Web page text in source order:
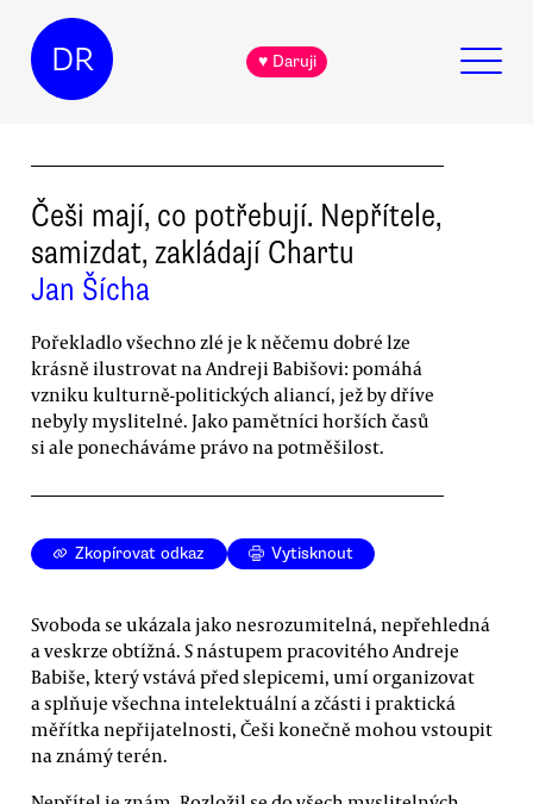
DR ♥ Daruji
Češi mají, co potřebují. Nepřítele,
samizdat, zakládají Chartu
Jan Šícha
Pořekladlo všechno zlé je k něčemu dobré lze
krásně ilustrovat na Andreji Babišovi: pomáhá
vzniku kulturně-politických aliancí, jež by dříve
nebyly myslitelné. Jako pamětníci horších časů
si ale ponecháváme právo na potměšilost.
Zkopírovat odkaz Vytisknout
Svoboda se ukázala jako nesrozumitelná, nepřehledná
a veskrze obtížná. S nástupem pracovitého Andreje
Babiše, který vstává před slepicemi, umí organizovat
a splňuje všechna intelektuální a zčásti i praktická
měřítka nepřijatelnosti, Češi konečně mohou vstoupit
na známý terén.